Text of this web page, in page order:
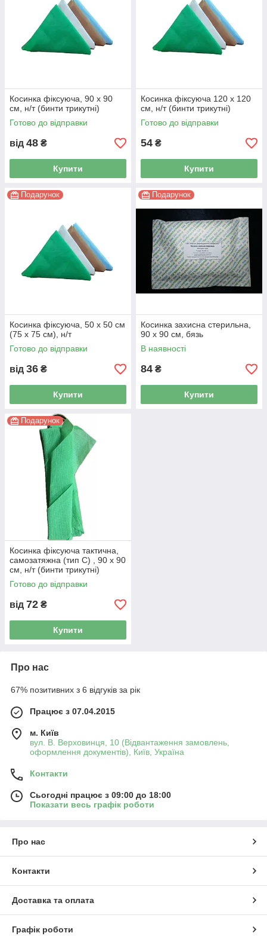
Косинка фіксуюча, 90 x 90
см, н/т (бинти трикутні)
Готово до відправки
від 48 ₴
Купити
Косинка фіксуюча 120 x 120
см, н/т (бинти трикутні)
Готово до відправки
54 ₴
Купити
Подарунок
Косинка фіксуюча, 50 x 50 см
(75 x 75 см), н/т
Готово до відправки
від 36 ₴
Купити
Подарунок
Косинка захисна стерильна,
90 x 90 см, бязь
В наявності
84 ₴
Купити
Подарунок
Косинка фіксуюча тактична,
самозатяжна (тип С) , 90 x 90
см, н/т (бинти трикутні)
Готово до відправки
від 72 ₴
Купити
Про нас
67% позитивних з 6 відгуків за рік
Працює з 07.04.2015
м. Київ
вул. В. Верховинця, 10 (Відвантаження замовлень,
оформлення документів), Київ, Україна
Контакти
Сьогодні працює з 09:00 до 18:00
Показати весь графік роботи
Про нас
Контакти
Доставка та оплата
Графік роботи